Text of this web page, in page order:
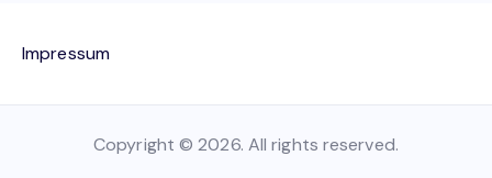
Impressum
Copyright © 2026. All rights reserved.